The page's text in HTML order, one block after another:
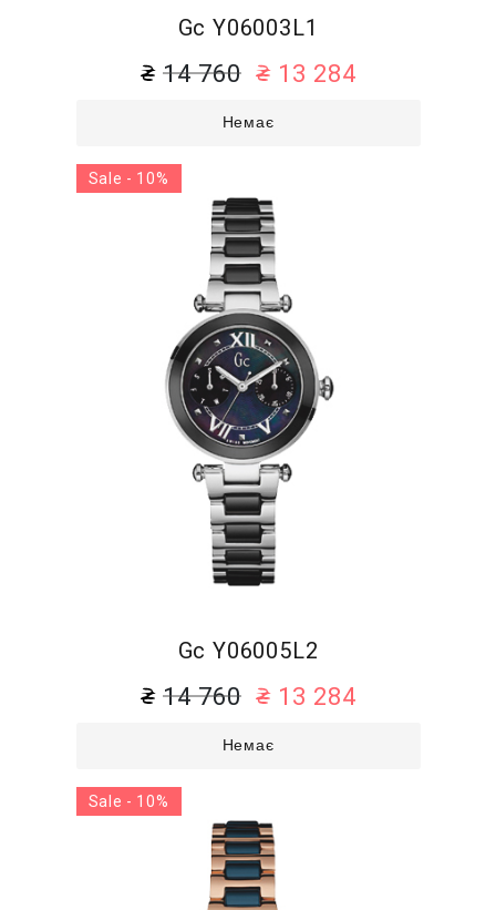
Gc Y06003L1
14 760 13 284
Немає
Gc Y06005L2
14 760 13 284
Немає
Sale - 10%
Sale - 10%